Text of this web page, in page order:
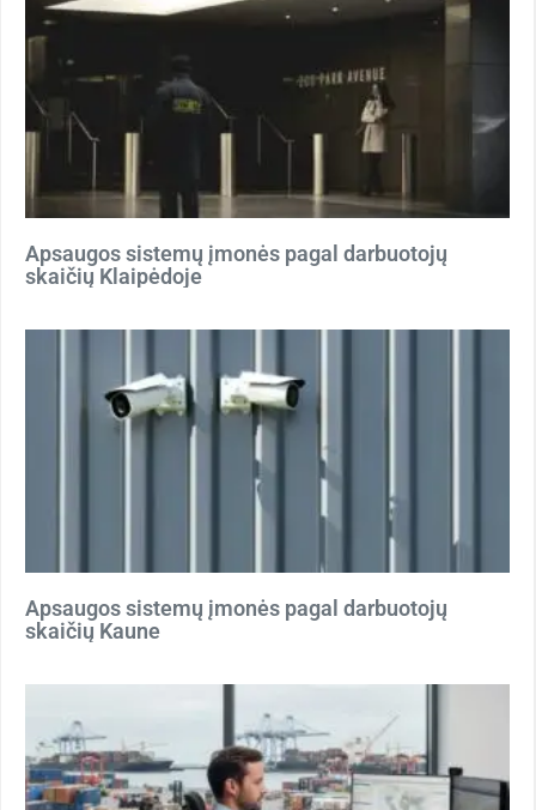
Apsaugos sistemų įmonės pagal darbuotojų
skaičių Klaipėdoje
Apsaugos sistemų įmonės pagal darbuotojų
skaičių Kaune